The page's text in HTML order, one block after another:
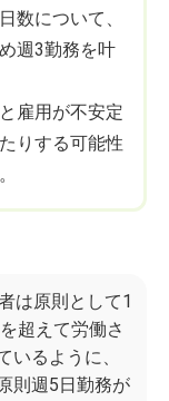
数について、
週3勤務を叶
雇用が不安定
りする可能性
は原則として1
超えて労働さ
いるように、
則週5日勤務が